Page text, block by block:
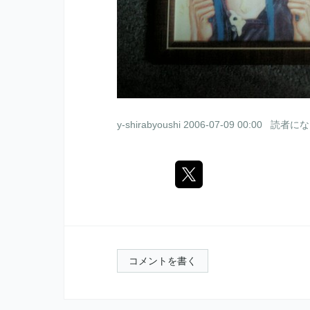
y-shirabyoushi 2006-07-09 00:00 読者に
コメントを書く